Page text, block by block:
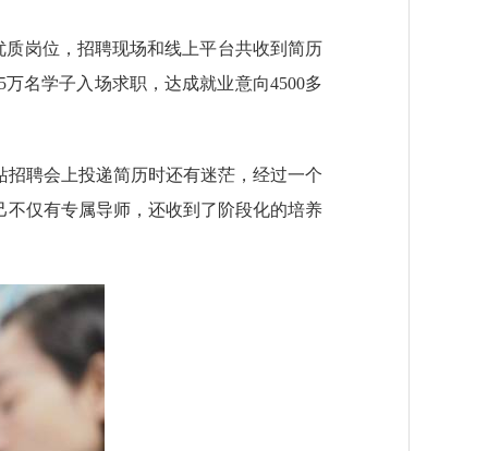
岗位，招聘现场和线上平台共收到简历
名学子入场求职，达成就业意向4500多
聘会上投递简历时还有迷茫，经过一个
仅有专属导师，还收到了阶段化的培养